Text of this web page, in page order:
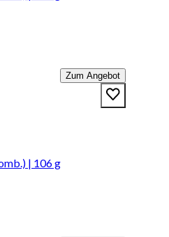
Zum Angebot
| 106 g